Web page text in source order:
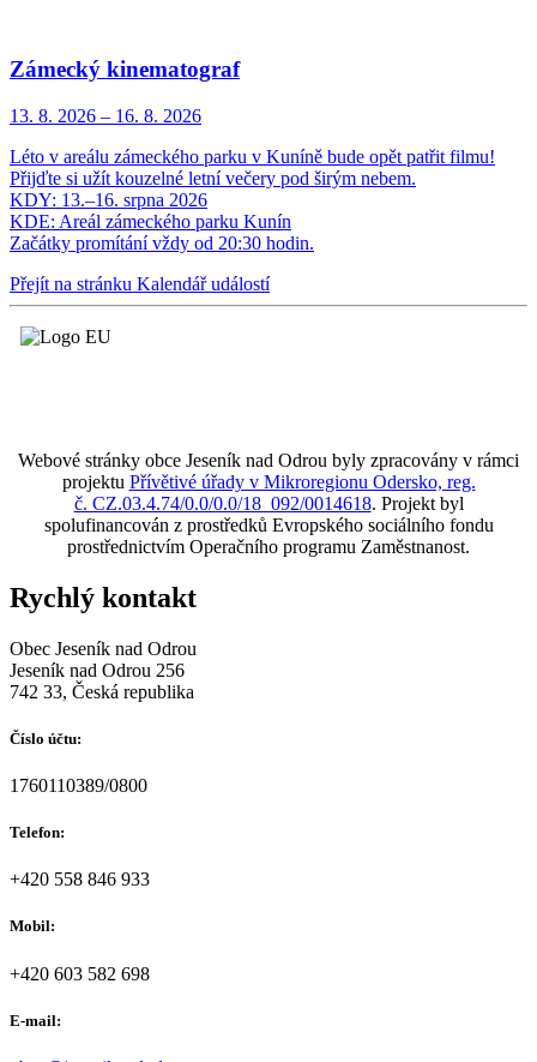
Zámecký kinematograf
13. 8. 2026 – 16. 8. 2026
Léto v areálu zámeckého parku v Kuníně bude opět patřit filmu!
Přijďte si užít kouzelné letní večery pod širým nebem.
KDY: 13.–16. srpna 2026
KDE: Areál zámeckého parku Kunín
Začátky promítání vždy od 20:30 hodin.
Přejít na stránku Kalendář událostí
Webové stránky obce Jeseník nad Odrou byly zpracovány v rámci
projektu Přívětivé úřady v Mikroregionu Odersko, reg.
č. CZ.03.4.74/0.0/0.0/18_092/0014618. Projekt byl
spolufinancován z prostředků Evropského sociálního fondu
prostřednictvím Operačního programu Zaměstnanost.
Rychlý kontakt
Obec Jeseník nad Odrou
Jeseník nad Odrou 256
742 33, Česká republika
Číslo účtu:
1760110389/0800
Telefon:
+420 558 846 933
Mobil:
+420 603 582 698
E-mail: